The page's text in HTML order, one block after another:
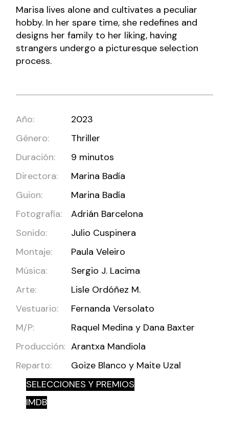
Marisa lives alone and cultivates a peculiar
hobby. In her spare time, she redefines and
designs her family to her liking, having
strangers undergo a picturesque selection
process.
Año:
2023
Género:
Thriller
Duración:
9 minutos
Directora:
Marina Badía
Guion:
Marina Badía
Fotografía:
Adrián Barcelona
Sonido:
Julio Cuspinera
Montaje:
Paula Veleiro
Música:
Sergio J. Lacima
Arte:
Lisle Ordóñez M.
Vestuario:
Fernanda Versolato
M/P:
Raquel Medina y Dana Baxter
Producción: Arantxa Mandiola
Reparto:
Goize Blanco y Maite Uzal
SELECCIONES Y PREMIOS
IMDB